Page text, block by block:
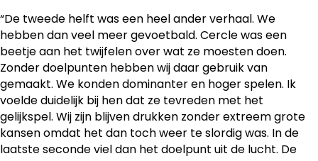
“De tweede helft was een heel ander verhaal. We
hebben dan veel meer gevoetbald. Cercle was een
beetje aan het twijfelen over wat ze moesten doen.
Zonder doelpunten hebben wij daar gebruik van
gemaakt. We konden dominanter en hoger spelen. Ik
voelde duidelijk bij hen dat ze tevreden met het
gelijkspel. Wij zijn blijven drukken zonder extreem grote
kansen omdat het dan toch weer te slordig was. In de
laatste seconde viel dan het doelpunt uit de lucht. De